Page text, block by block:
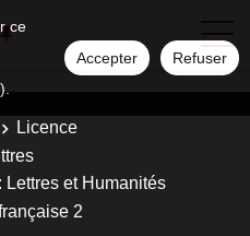
ce
Accepter Refuser
Licence
Lettres et Humanités
2